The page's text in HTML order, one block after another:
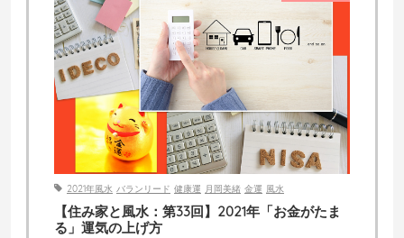
2021年風水 バランリード 健康運 月岡美緒 金運 風水
【住み家と風水：第33回】2021年「お金がたま
る」運気の上げ方